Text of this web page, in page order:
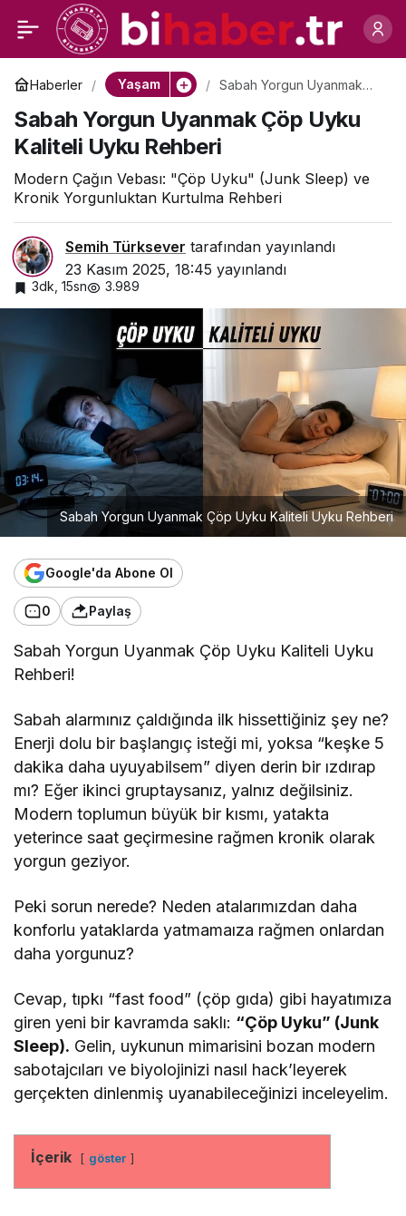
Haberler Yaşam
Sabah Yorgun Uyanmak
Rehberi
Sabah Yorgun Uyanmak Çöp Uyku
Kaliteli Uyku Rehberi
Modern Çağın Vebası: "Çöp Uyku" (Junk Sleep) ve
Kronik Yorgunluktan Kurtulma Rehberi
Semih Türksever tarafından yayınlandı
23 Kasım 2025, 18:45 yayınlandı
3dk, 15sn 3.989
Sabah Yorgun Uyanmak Çöp Uyku Kaliteli Uyku Rehberi
Google'da Abone Ol
0 Paylaş
Sabah Yorgun Uyanmak Çöp Uyku Kaliteli Uyku
Rehberi!
Sabah alarmınız çaldığında ilk hissettiğiniz şey ne?
Enerji dolu bir başlangıç isteği mi, yoksa “keşke 5
dakika daha uyuyabilsem” diyen derin bir ızdırap
mı? Eğer ikinci gruptaysanız, yalnız değilsiniz.
Modern toplumun büyük bir kısmı, yatakta
yeterince saat geçirmesine rağmen kronik olarak
yorgun geziyor.
Peki sorun nerede? Neden atalarımızdan daha
konforlu yataklarda yatmamaıza rağmen onlardan
daha yorgunuz?
Cevap, tıpkı “fast food” (çöp gıda) gibi hayatımıza
giren yeni bir kavramda saklı: “Çöp Uyku” (Junk
Sleep). Gelin, uykunun mimarisini bozan modern
sabotajcıları ve biyolojinizi nasıl hack’leyerek
gerçekten dinlenmiş uyanabileceğinizi inceleyelim.
İçerik göster
“Derin Çalışma” (Deep
Work) Nedir ve Nasıl
Uygulanır?
0 Paylaş